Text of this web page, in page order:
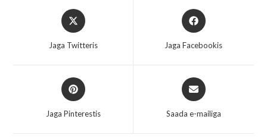
Jaga Twitteris Jaga Facebookis
Jaga Pinterestis Saada e-mailiga